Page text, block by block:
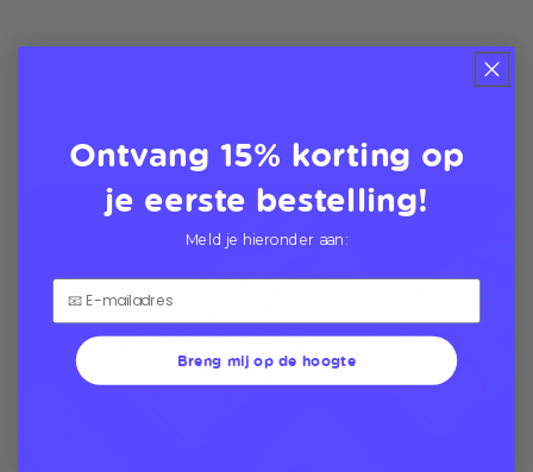
Ontvang 15% korting op
je eerste bestelling!
Meld je hieronder aan:
Breng mij op de hoogte